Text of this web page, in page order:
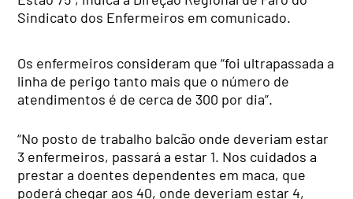
Sindicato dos Enfermeiros em comunicado.
Os enfermeiros consideram que “foi ultrapassada a
linha de perigo tanto mais que o número de
atendimentos é de cerca de 300 por dia”.
“No posto de trabalho balcão onde deveriam estar
3 enfermeiros, passará a estar 1. Nos cuidados a
prestar a doentes dependentes em maca, que
poderá chegar aos 40, onde deveriam estar 4,